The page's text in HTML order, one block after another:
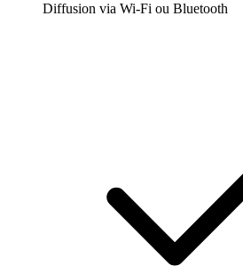
Diffusion via Wi-Fi ou Bluetooth